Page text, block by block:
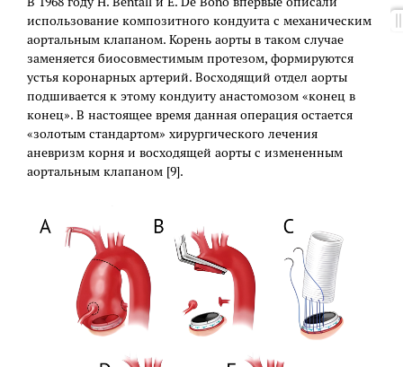
использование композитного кондуита с механическим
аортальным клапаном. Корень аорты в таком случае
заменяется биосовместимым протезом, формируются
устья коронарных артерий. Восходящий отдел аорты
подшивается к этому кондуиту анастомозом «конец в
конец». В настоящее время данная операция остается
«золотым стандартом» хирургического лечения
аневризм корня и восходящей аорты с измененным
аортальным клапаном [9].